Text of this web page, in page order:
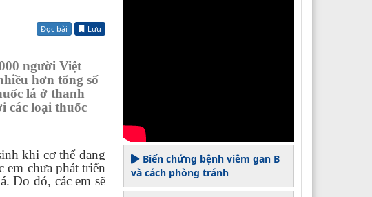
Đọc bài Lưu
người Việt
hơn tổng số
lá ở thanh
các loại thuốc
khi cơ thể đang
em chưa phát triển
Do đó, các em sẽ
Biến chứng bệnh viêm gan B
và cách phòng tránh